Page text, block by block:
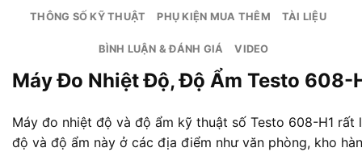
THÔNG SỐ KỸ THUẬT PHỤ KIỆN MUA THÊM TÀI LIỆU
BÌNH LUẬN & ĐÁNH GIÁ VIDEO
Máy Đo Nhiệt Độ, Độ Ẩm Testo 608-
Máy đo nhiệt độ và độ ẩm kỹ thuật số Testo 608-H1
độ và độ ẩm này ở các địa điểm như văn phòng, kho